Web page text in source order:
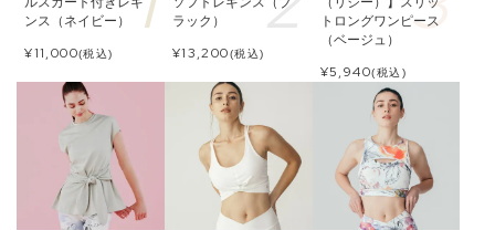
ンス（ネイビー）
¥11,000(税込)
ラック）
¥13,200(税込)
トロングワンピース
（ベージュ）
¥5,940(税込)